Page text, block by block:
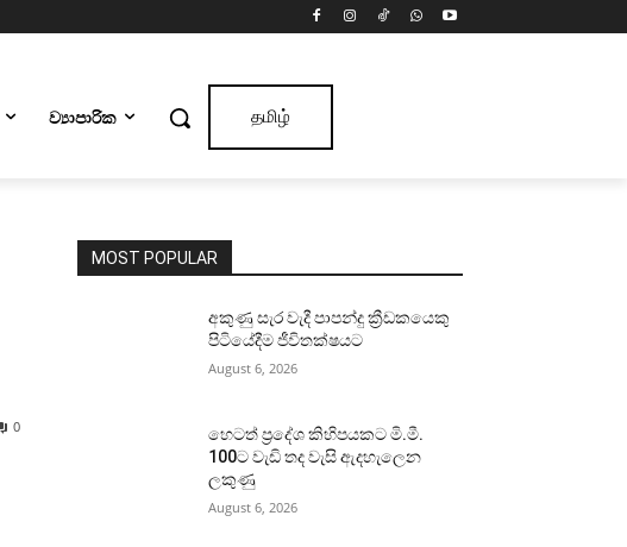
ව්‍යාපාරික தமிழ்
0
MOST POPULAR
අකුණු සැර වැදී පාපන්දු ක්‍රීඩකයෙකු
පිටියේදීම ජීවිතක්ෂයට
August 6, 2026
හෙටත් ප්‍රදේශ කිහිපයකට මි.මී.
100ට වැඩි තද වැසි ඇදහැලෙන
ලකුණු
August 6, 2026